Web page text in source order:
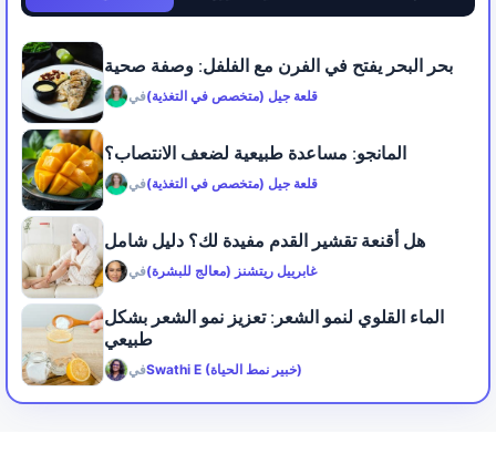
بحر البحر يفتح في الفرن مع الفلفل: وصفة صحية
فيقلعة جيل (متخصص في التغذية)
المانجو: مساعدة طبيعية لضعف الانتصاب؟
فيقلعة جيل (متخصص في التغذية)
هل أقنعة تقشير القدم مفيدة لك؟ دليل شامل
فيغابرييل ريتشنز (معالج للبشرة)
الماء القلوي لنمو الشعر: تعزيز نمو الشعر بشكل
طبيعي
في Swathi E (خبير نمط الحياة)